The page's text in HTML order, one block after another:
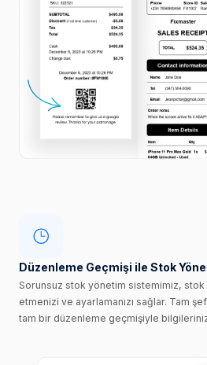
Düzenleme Geçmişi ile Stok
Sorunsuz stok yönetim sistemimiz,
etmenizi ve ayarlamanızı sağlar. Tam
tam bir düzenleme geçmişiyle